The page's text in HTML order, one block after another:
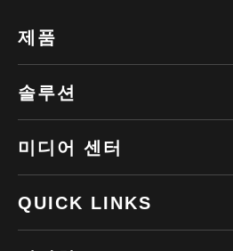
제품
솔루션
미디어 센터
QUICK LINKS